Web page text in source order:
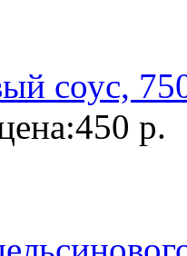
соус,
450 р.